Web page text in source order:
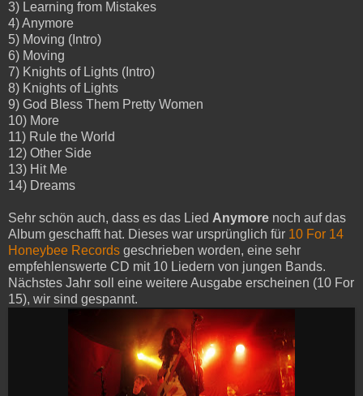
3) Learning from Mistakes
4) Anymore
5) Moving (Intro)
6) Moving
7) Knights of Lights (Intro)
8) Knights of Lights
9) God Bless Them Pretty Women
10) More
11) Rule the World
12) Other Side
13) Hit Me
14) Dreams
Sehr schön auch, dass es das Lied Anymore noch auf das
Album geschafft hat. Dieses war ursprünglich für 10 For 14
Honeybee Records geschrieben worden, eine sehr
empfehlenswerte CD mit 10 Liedern von jungen Bands.
Nächstes Jahr soll eine weitere Ausgabe erscheinen (10 For
15), wir sind gespannt.